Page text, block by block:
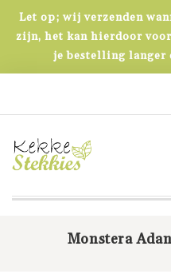
Let op; wij verzenden
zijn, het kan hierdoor
je bestelling
Monstera